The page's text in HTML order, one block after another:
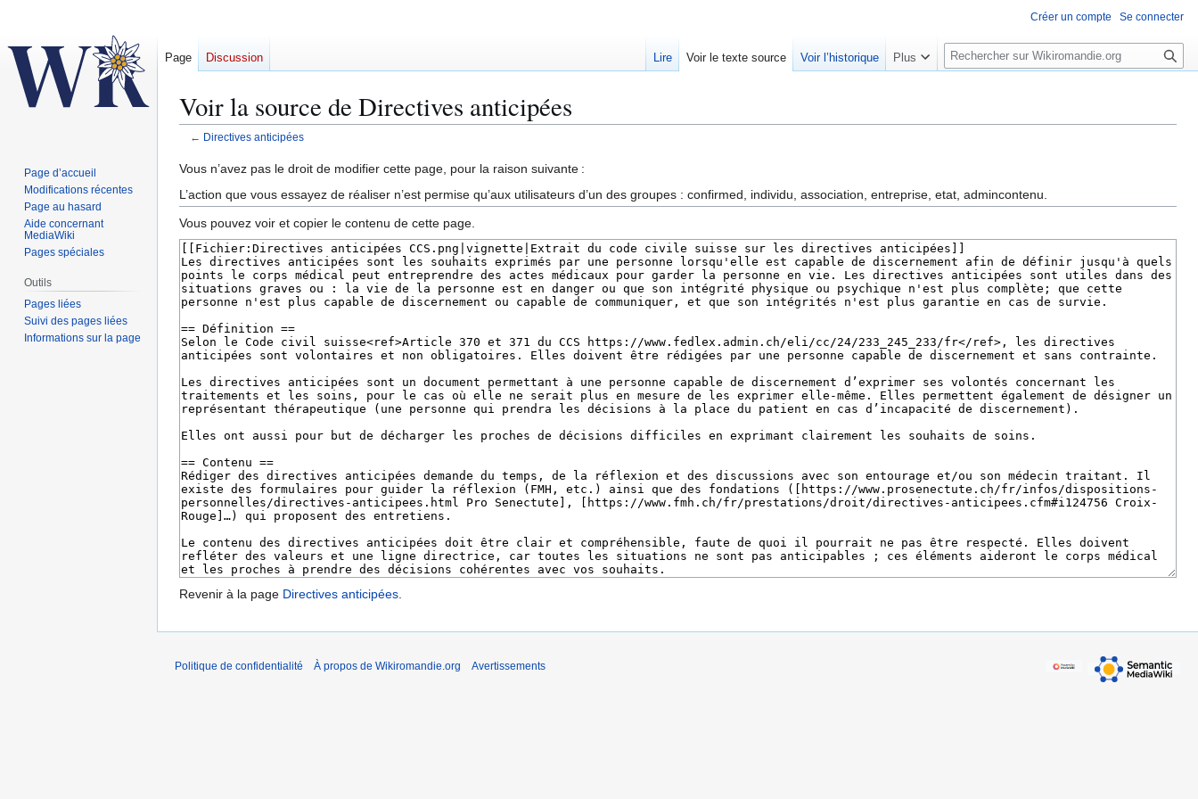
Voir la source de Directives anticipées
← Directives anticipées
Aller
à
la
navigation
Aller
à
la
recherche
Vous n’avez pas le droit de modifier cette page, pour la raison suivante :
L’action que vous essayez de réaliser n’est permise qu’aux utilisateurs d’un des groupes : confirmed, individu, association, entreprise, etat, admincontenu.
Vous pouvez voir et copier le contenu de cette page.
Revenir à la page Directives anticipées
Créer un compte Se connecter
Page Discussion Lire Voir le texte source Voir l’historique Plus
R
e
e
h
r
Page d’accueil
Modifications récentes
Page au hasard
Aide concernant
MediaWiki
Pages spéciales
Outils
Pages liées
Suivi des pages liées
Informations sur la page
Politique de confidentialité À propos de Wikiromandie.org Avertissements